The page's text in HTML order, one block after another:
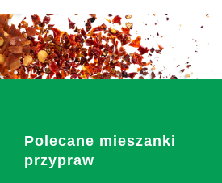
Polecane mieszanki
przypraw